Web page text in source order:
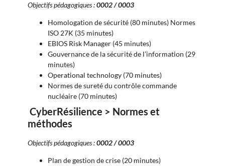
Objectifs pédagogiques :0002 / 0003
Homologation de sécurité (80 minutes) Normes
ISO 27K (35 minutes)
EBIOS Risk Manager (45 minutes)
Gouvernance de la sécurité de l’information (29
minutes)
Operational technology (70 minutes)
Normes de sureté du contrôle commande
nucléaire (70 minutes)
CyberRésilience > Normes et
méthodes
Objectifs pédagogiques :0002 / 0003
Plan de gestion de crise (20 minutes)